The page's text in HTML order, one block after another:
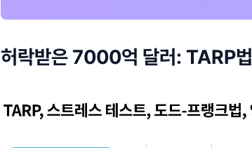
허락받은 7000억 달러: TARP법